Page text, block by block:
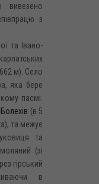
вивезено
з
та Івано-
м). Село
яка бере
пасмі.
Болехів (в 5
та межує
та
(зі
гірський
в